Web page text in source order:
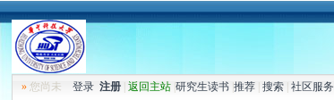
» 您尚未登录 注册 |返回主站 |研究生读书 |推荐 |搜索 |社区服务